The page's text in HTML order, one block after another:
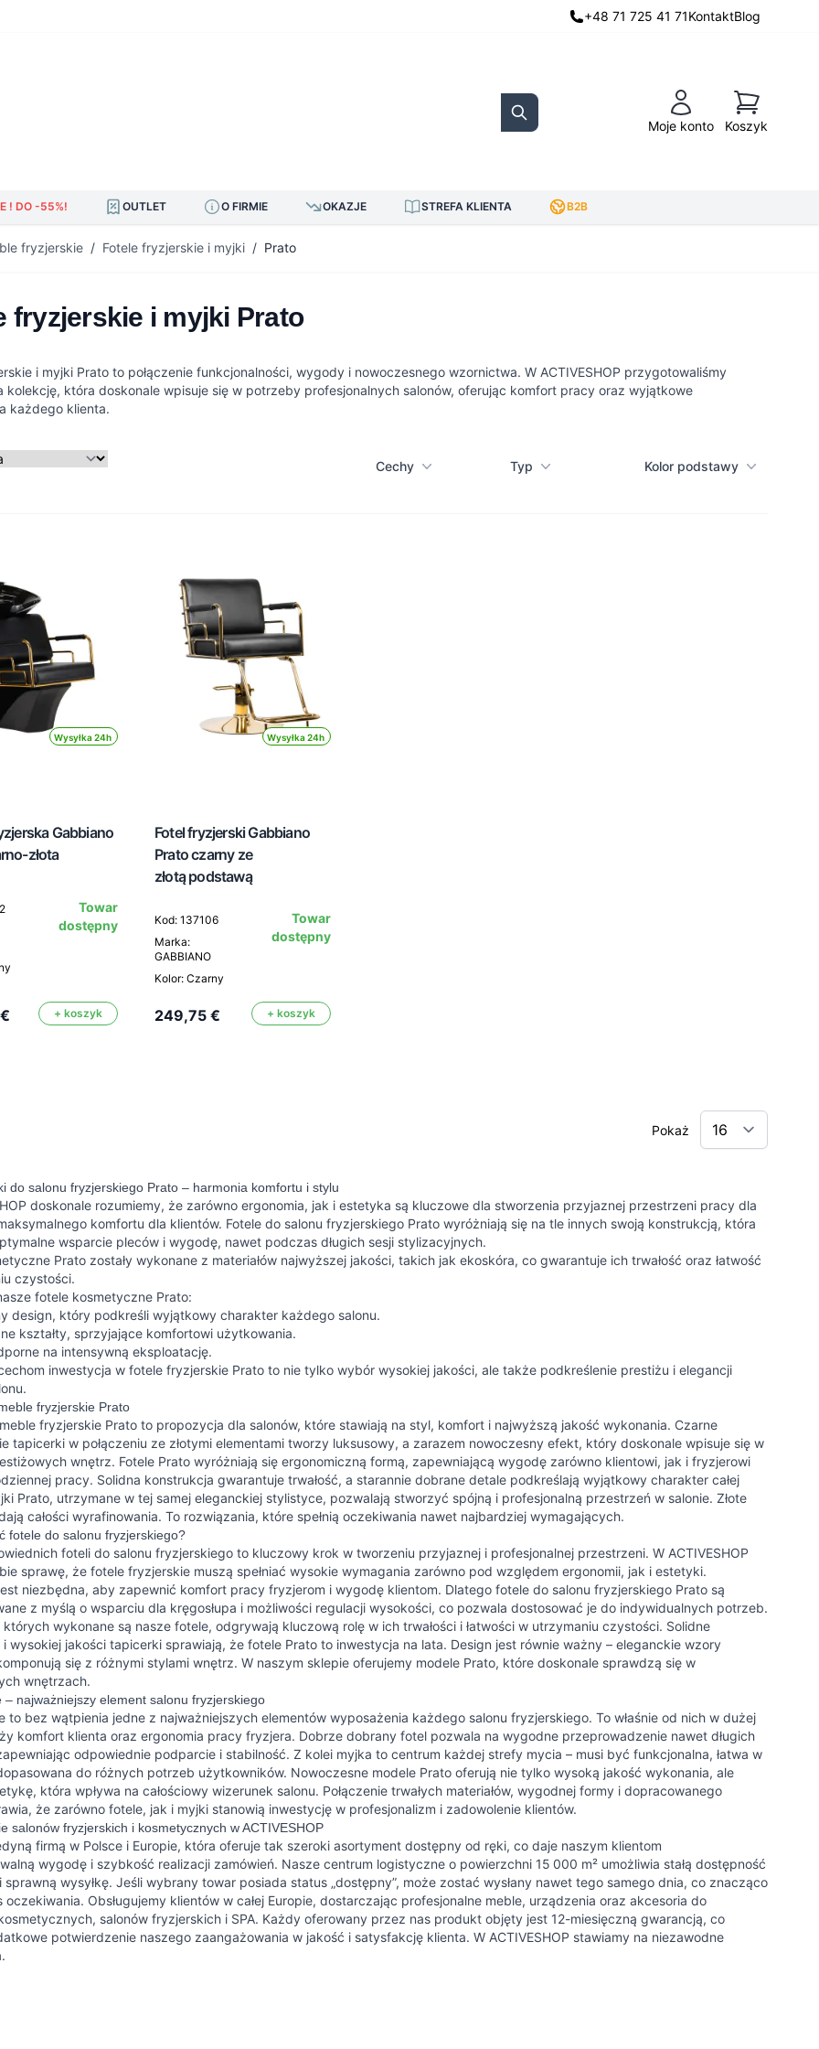
+48 71 725 41 71KontaktBlog
Search Moje konto
Koszyk
Koszyk
! DO -55%! OUTLET O FIRMIE OKAZJE STREFA KLIENTA B2B
fryzjerskie / Fotele fryzjerskie i myjki / Prato
fryzjerskie i myjki Prato
i myjki Prato to połączenie funkcjonalności, wygody i nowoczesnego wzornictwa. W ACTIVESHOP przygotowaliśmy
kolekcję, która doskonale wpisuje się w potrzeby profesjonalnych salonów, oferując komfort pracy oraz wyjątkowe
każdego klienta.
Cechy Typ Kolor podstawy
Wysyłka 24h
Gabbiano
złota
Towar
dostępny
+ koszyk
Wysyłka 24h
Fotel fryzjerski Gabbiano
Prato czarny ze
złotą podstawą
Kod: 137106
Marka:
GABBIANO
Kolor: Czarny
Towar
dostępny
249,75 € + koszyk
Pokaż
do salonu fryzjerskiego Prato – harmonia komfortu i stylu
doskonale rozumiemy, że zarówno ergonomia, jak i estetyka są kluczowe dla stworzenia przyjaznej przestrzeni pracy dla
komfortu dla klientów. Fotele do salonu fryzjerskiego Prato wyróżniają się na tle innych swoją konstrukcją, która
wsparcie pleców i wygodę, nawet podczas długich sesji stylizacyjnych.
Prato zostały wykonane z materiałów najwyższej jakości, takich jak ekoskóra, co gwarantuje ich trwałość oraz łatwość
czystości.
fotele kosmetyczne Prato:
design, który podkreśli wyjątkowy charakter każdego salonu.
kształty, sprzyjające komfortowi użytkowania.
na intensywną eksploatację.
inwestycja w fotele fryzjerskie Prato to nie tylko wybór wysokiej jakości, ale także podkreślenie prestiżu i elegancji
fryzjerskie Prato
fryzjerskie Prato to propozycja dla salonów, które stawiają na styl, komfort i najwyższą jakość wykonania. Czarne
tapicerki w połączeniu ze złotymi elementami tworzy luksusowy, a zarazem nowoczesny efekt, który doskonale wpisuje się w
wnętrz. Fotele Prato wyróżniają się ergonomiczną formą, zapewniającą wygodę zarówno klientowi, jak i fryzjerowi
pracy. Solidna konstrukcja gwarantuje trwałość, a starannie dobrane detale podkreślają wyjątkowy charakter całej
Prato, utrzymane w tej samej eleganckiej stylistyce, pozwalają stworzyć spójną i profesjonalną przestrzeń w salonie. Złote
całości wyrafinowania. To rozwiązania, które spełnią oczekiwania nawet najbardziej wymagających.
fotele do salonu fryzjerskiego?
foteli do salonu fryzjerskiego to kluczowy krok w tworzeniu przyjaznej i profesjonalnej przestrzeni. W ACTIVESHOP
sprawę, że fotele fryzjerskie muszą spełniać wysokie wymagania zarówno pod względem ergonomii, jak i estetyki.
niezbędna, aby zapewnić komfort pracy fryzjerom i wygodę klientom. Dlatego fotele do salonu fryzjerskiego Prato są
z myślą o wsparciu dla kręgosłupa i możliwości regulacji wysokości, co pozwala dostosować je do indywidualnych potrzeb.
których wykonane są nasze fotele, odgrywają kluczową rolę w ich trwałości i łatwości w utrzymaniu czystości. Solidne
wysokiej jakości tapicerki sprawiają, że fotele Prato to inwestycja na lata. Design jest równie ważny – eleganckie wzory
się z różnymi stylami wnętrz. W naszym sklepie oferujemy modele Prato, które doskonale sprawdzą się w
wnętrzach.
– najważniejszy element salonu fryzjerskiego
to bez wątpienia jedne z najważniejszych elementów wyposażenia każdego salonu fryzjerskiego. To właśnie od nich w dużej
komfort klienta oraz ergonomia pracy fryzjera. Dobrze dobrany fotel pozwala na wygodne przeprowadzenie nawet długich
odpowiednie podparcie i stabilność. Z kolei myjka to centrum każdej strefy mycia – musi być funkcjonalna, łatwa w
do różnych potrzeb użytkowników. Nowoczesne modele Prato oferują nie tylko wysoką jakość wykonania, ale
która wpływa na całościowy wizerunek salonu. Połączenie trwałych materiałów, wygodnej formy i dopracowanego
że zarówno fotele, jak i myjki stanowią inwestycję w profesjonalizm i zadowolenie klientów.
salonów fryzjerskich i kosmetycznych w ACTIVESHOP
firmą w Polsce i Europie, która oferuje tak szeroki asortyment dostępny od ręki, co daje naszym klientom
wygodę i szybkość realizacji zamówień. Nasze centrum logistyczne o powierzchni 15 000 m² umożliwia stałą dostępność
wysyłkę. Jeśli wybrany towar posiada status „dostępny”, może zostać wysłany nawet tego samego dnia, co znacząco
oczekiwania. Obsługujemy klientów w całej Europie, dostarczając profesjonalne meble, urządzenia oraz akcesoria do
salonów fryzjerskich i SPA. Każdy oferowany przez nas produkt objęty jest 12-miesięczną gwarancją, co
potwierdzenie naszego zaangażowania w jakość i satysfakcję klienta. W ACTIVESHOP stawiamy na niezawodne